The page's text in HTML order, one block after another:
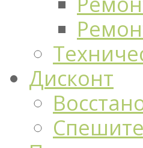
Дисконт